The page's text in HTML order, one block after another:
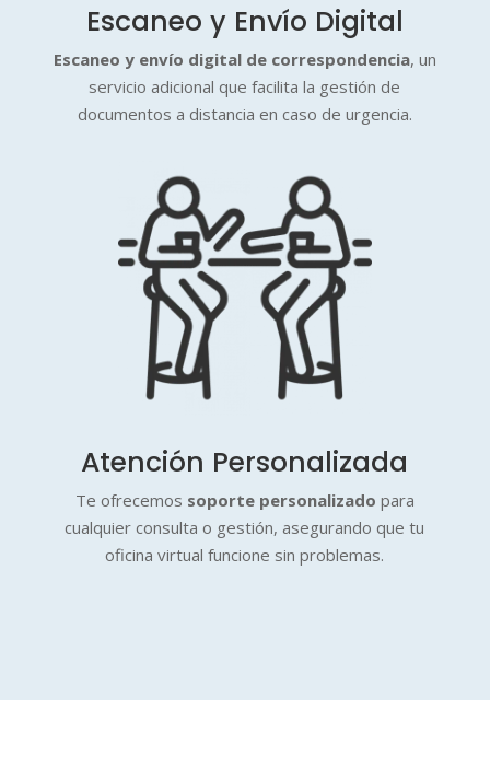
Escaneo y Envío Digital
Escaneo y envío digital de correspondencia, un
servicio adicional que facilita la gestión de
documentos a distancia en caso de urgencia.
Atención Personalizada
Te ofrecemos soporte personalizado para
cualquier consulta o gestión, asegurando que tu
oficina virtual funcione sin problemas.